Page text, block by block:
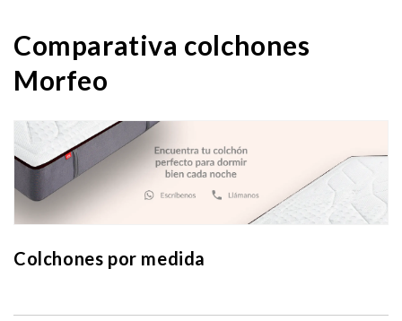
Comparativa colchones
Morfeo
Colchones por medida